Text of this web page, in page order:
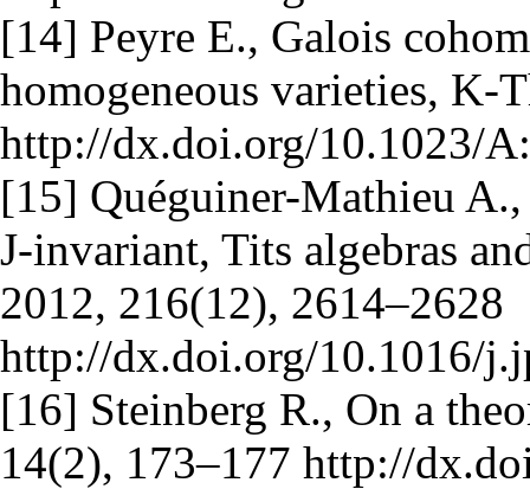
[14] Peyre E., Galois
homogeneous varieties, K-
http://dx.doi.org/10.1023/
[15] Quéguiner-Mathieu
J-invariant, Tits algebras
2012, 216(12), 2614–2628
http://dx.doi.org/10.1016/
[16] Steinberg R., On a
14(2), 173–177 http://